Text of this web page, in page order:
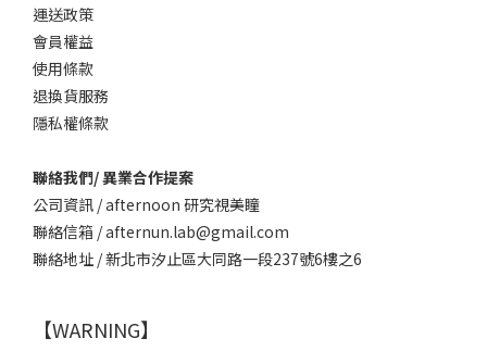
運送政策
會員權益
使用條款
退換貨服務
隱私權條款
聯絡我們/ 異業合作提案
公司資訊 / afternoon 研究視美瞳
聯絡信箱 / afternun.lab@gmail.com
聯絡地址 / 新北市汐止區大同路一段237號6樓之6
【WARNING】